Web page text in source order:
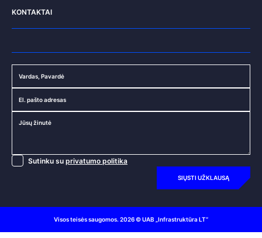
KONTAKTAI
Sutinku su privatumo politika
SIŲSTI UŽKLAUSĄ
Visos teisės saugomos. 2026 © UAB „Infrastruktūra LT“